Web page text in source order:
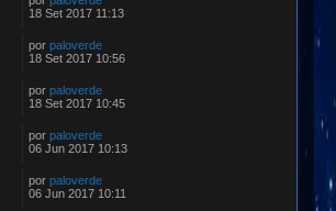
18 Set 2017 11:13
por paloverde
18 Set 2017 10:56
por paloverde
18 Set 2017 10:45
por paloverde
06 Jun 2017 10:13
por paloverde
06 Jun 2017 10:11